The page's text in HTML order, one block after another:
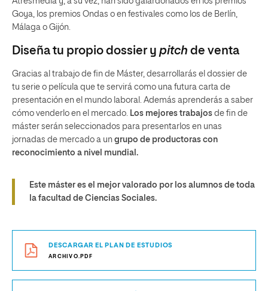
Goya, los premios Ondas o en festivales como los de Berlín,
Málaga o Gijón.
Diseña tu propio dossier y pitch de venta
Gracias al trabajo de fin de Máster, desarrollarás el dossier de
tu serie o película que te servirá como una futura carta de
presentación en el mundo laboral. Además aprenderás a saber
cómo venderlo en el mercado. Los mejores trabajos de fin de
máster serán seleccionados para presentarlos en unas
jornadas de mercado a un grupo de productoras con
reconocimiento a nivel mundial.
Este máster es el mejor valorado por los alumnos de toda
la facultad de Ciencias Sociales.
DESCARGAR EL PLAN DE ESTUDIOS
ARCHIVO.PDF